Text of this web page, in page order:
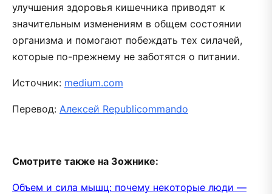
улучшения здоровья кишечника приводят к
значительным изменениям в общем состоянии
организма и помогают побеждать тех силачей,
которые по-прежнему не заботятся о питании.
Источник: medium.com
Перевод: Алексей Republicommando
Смотрите также на Зожнике:
Объем и сила мышц: почему некоторые люди —